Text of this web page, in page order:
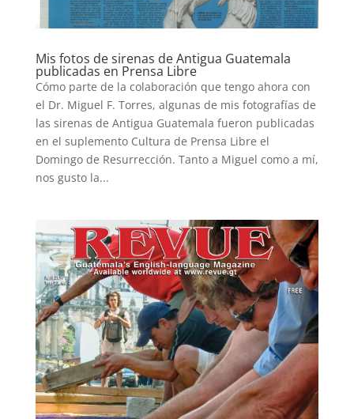
Mis fotos de sirenas de Antigua Guatemala
publicadas en Prensa Libre
Cómo parte de la colaboración que tengo ahora con
el Dr. Miguel F. Torres, algunas de mis fotografías de
las sirenas de Antigua Guatemala fueron publicadas
en el suplemento Cultura de Prensa Libre el
Domingo de Resurrección. Tanto a Miguel como a mí,
nos gusto la...